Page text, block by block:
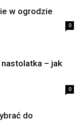
w ogrodzie
0
– jak
0
do